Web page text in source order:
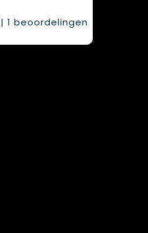
| 1 beoordelingen